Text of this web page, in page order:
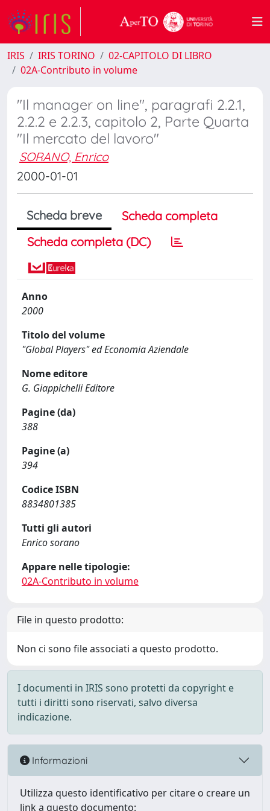
IRIS IRIS TORINO
02-CAPITOLO DI LIBRO
02A-Contributo in volume
"Il manager on line", paragrafi 2.2.1,
2.2.2 e 2.2.3, capitolo 2, Parte Quarta
"Il mercato del lavoro"
SORANO, Enrico
2000-01-01
Scheda breve
Scheda completa
Scheda completa (DC)
Anno
2000
Titolo del volume
"Global Players" ed Economia Aziendale
Nome editore
G. Giappichelli Editore
Pagine (da)
388
Pagine (a)
394
Codice ISBN
8834801385
Tutti gli autori
Enrico sorano
Appare nelle tipologie:
02A-Contributo in volume
File in questo prodotto:
Non ci sono file associati a questo prodotto.
I documenti in IRIS sono protetti da copyright e
tutti i diritti sono riservati, salvo diversa
indicazione.
Informazioni
Utilizza questo identificativo per citare o creare un
link a questo documento: